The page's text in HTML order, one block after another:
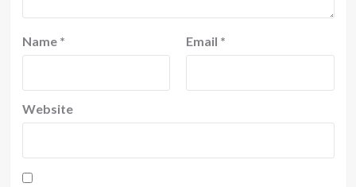
Name * Email *
Website